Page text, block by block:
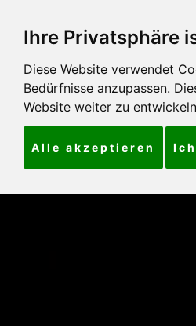
Ihre Privatsphäre
Diese Website verwendet
Bedürfnisse anzupassen.
Website weiter zu
Alle akzeptieren